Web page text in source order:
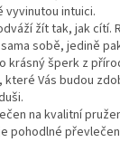
vyvinutou intuici.
žít tak, jak cítí.
sobě, jedině
krásný šperk z
které Vás budou
na kvalitní
pohodlné